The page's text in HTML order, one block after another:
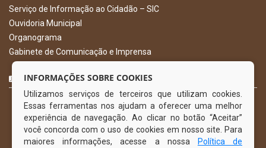
Serviço de Informação ao Cidadão – SIC
Ouvidoria Municipal
Organograma
Gabinete de Comunicação e Imprensa
CURTA NOSSA FAN PAGE
INFORMAÇÕES SOBRE COOKIES
Utilizamos serviços de terceiros que utilizam cookies.
Essas ferramentas nos ajudam a oferecer uma melhor
experiência de navegação. Ao clicar no botão “Aceitar”
você concorda com o uso de cookies em nosso site. Para
maiores informações, acesse a nossa
Política de